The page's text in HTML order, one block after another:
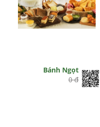
Bánh Ngọt
0 đ